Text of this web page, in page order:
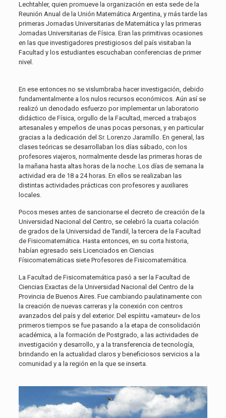
Lechtahler, quien promueve la organización en esta sede de la
Reunión Anual de la Unión Matemática Argentina, y más tarde las
primeras Jornadas Universitarias de Matemática y las primeras
Jornadas Universitarias de Física. Eran las primitivas ocasiones
en las que investigadores prestigiosos del país visitaban la
Facultad y los estudiantes escuchaban conferencias de primer
nivel.
En ese entonces no se vislumbraba hacer investigación, debido
fundamentalmente a los nulos recursos económicos. Aún así se
realizó un denodado esfuerzo por implementar un laboratorio
didáctico de Física, orgullo de la Facultad, merced a trabajos
artesanales y empeños de unas pocas personas, y en particular
gracias a la dedicación del Sr. Lorenzo Jaramillo. En general, las
clases teóricas se desarrollaban los días sábado, con los
profesores viajeros, normalmente desde las primeras horas de
la mañana hasta altas horas de la noche. Los días de semana la
actividad era de 18 a 24 horas. En ellos se realizaban las
distintas actividades prácticas con profesores y auxiliares
locales.
Pocos meses antes de sancionarse el decreto de creación de la
Universidad Nacional del Centro, se celebró la cuarta colación
de grados de la Universidad de Tandil, la tercera de la Facultad
de Fisicomatemática. Hasta entonces, en su corta historia,
habían egresado seis Licenciados en Ciencias
Físicomatemáticas siete Profesores de Fisicomatemática.
La Facultad de Fisicomatemática pasó a ser la Facultad de
Ciencias Exactas de la Universidad Nacional del Centro de la
Provincia de Buenos Aires. Fue cambiando paulatinamente con
la creación de nuevas carreras y la conexión con centros
avanzados del país y del exterior. Del espíritu «amateur» de los
primeros tiempos se fue pasando a la etapa de consolidación
académica, a la formación de Postgrado, a las actividades de
investigación y desarrollo, y a la transferencia de tecnología,
brindando en la actualidad claros y beneficiosos servicios a la
comunidad y a la región en la que se inserta.